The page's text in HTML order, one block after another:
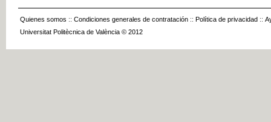
Quienes somos :: Condiciones generales de contratación :: Política de privacidad ::
Universitat Politècnica de València © 2012